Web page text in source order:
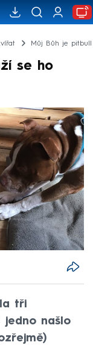
Můj Bůh je pitbull
se ho
tři
jedno našlo